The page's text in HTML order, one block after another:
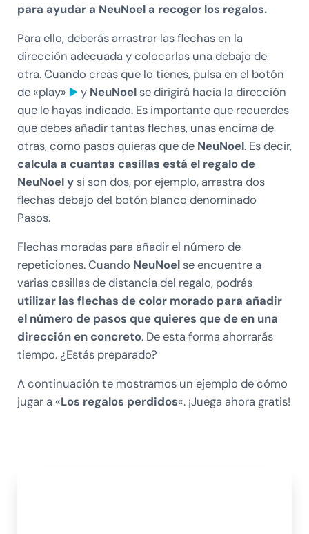
para ayudar a NeuNoel a recoger los regalos.
Para ello, deberás arrastrar las flechas en la
dirección adecuada y colocarlas una debajo de
otra. Cuando creas que lo tienes, pulsa en el botón
de «play» ▶️y NeuNoelse dirigirá hacia la dirección
que le hayas indicado. Es importante que recuerdes
que debes añadir tantas flechas, unas encima de
otras, como pasos quieras que de NeuNoel. Es decir,
calcula a cuantas casillas está el regalo de
NeuNoel ysi son dos, por ejemplo, arrastra dos
flechas debajo del botón blanco denominado
Pasos.
Flechas moradas para añadir el número de
repeticiones. Cuando NeuNoelse encuentre a
varias casillas de distancia del regalo, podrás
utilizar las flechas de color morado para añadir
el número de pasos que quieres que de en una
dirección en concreto. De esta forma ahorrarás
tiempo. ¿Estás preparado?
A continuación te mostramos un ejemplo de cómo
jugar a «Los regalos perdidos«. ¡Juega ahora gratis!